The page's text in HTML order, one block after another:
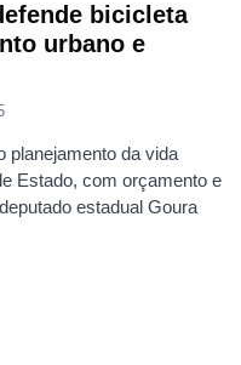
bicicleta
urbano e
planejamento da vida
Estado, com orçamento e
estadual Goura